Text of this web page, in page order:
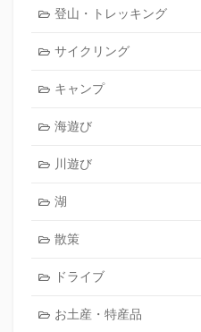
登山・トレッキング
サイクリング
キャンプ
海遊び
川遊び
湖
散策
ドライブ
お土産・特産品